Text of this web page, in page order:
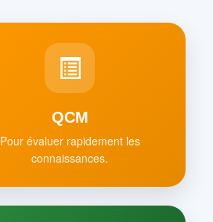
QCM
Pour évaluer rapidement les
connaissances.